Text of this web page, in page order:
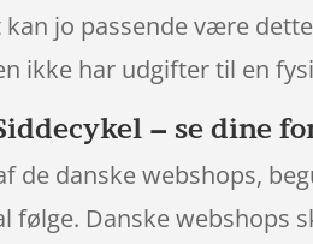
jo passende være
ikke har udgifter til en
– se dine
de danske webshops,
Danske webshops